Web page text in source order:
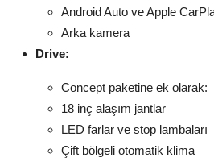
Android Auto ve Apple
Arka kamera
Drive:
Concept paketine ek olarak:
18 inç alaşım jantlar
LED farlar ve stop lambaları
Çift bölgeli otomatik klima